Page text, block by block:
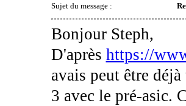
Sujet du message :
Bonjour Steph,
D'après https://
avais peut être
3 avec le pré-asic.